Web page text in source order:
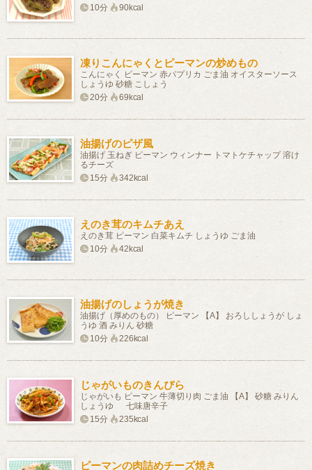
10分
90kcal
凍りこんにゃくとピーマンの炒めもの
こんにゃく ピーマン 赤パプリカ ごま油 オイスターソース
しょうゆ 砂糖 こしょう
20分
69kcal
油揚げのピザ風
油揚げ 玉ねぎ ピーマン ウィンナー トマトケチャップ 溶け
るチーズ
15分
342kcal
えのき茸のキムチあえ
えのき茸 ピーマン 白菜キムチ しょうゆ ごま油
10分
42kcal
油揚げのしょうが焼き
油揚げ（厚めのもの） ピーマン 【A】 おろししょうが しょ
うゆ 酒 みりん 砂糖
10分
226kcal
じゃがいものきんぴら
じゃがいも ピーマン 牛薄切り肉 ごま油 【A】 砂糖 みりん
しょうゆ 七味唐辛子
15分
235kcal
ピーマンの肉詰めチーズ焼き